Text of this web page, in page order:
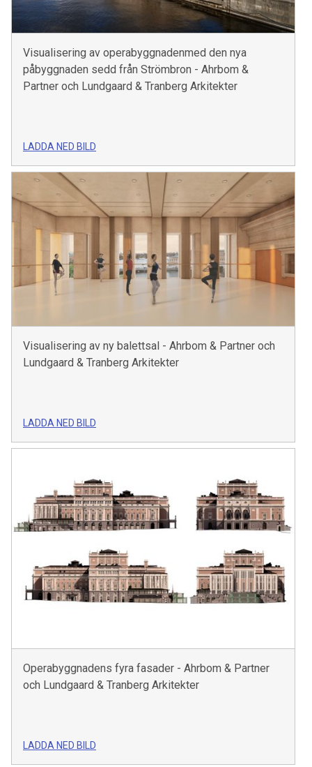
Visualisering av operabyggnadenmed den nya
påbyggnaden sedd från Strömbron - Ahrbom &
Partner och Lundgaard & Tranberg Arkitekter
LADDA NED BILD
Visualisering av ny balettsal - Ahrbom & Partner och
Lundgaard & Tranberg Arkitekter
LADDA NED BILD
Operabyggnadens fyra fasader - Ahrbom & Partner
och Lundgaard & Tranberg Arkitekter
LADDA NED BILD